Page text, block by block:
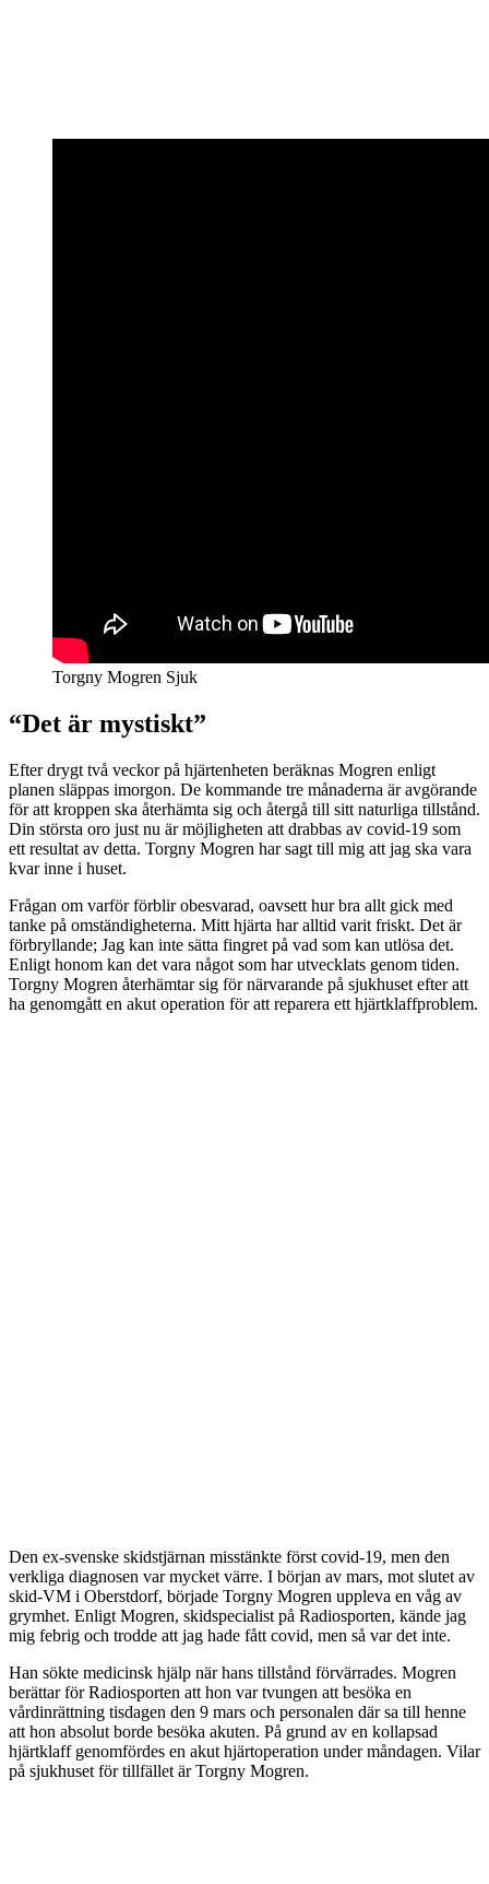
Torgny Mogren Sjuk
“Det är mystiskt”
Efter drygt två veckor på hjärtenheten beräknas Mogren enligt
planen släppas imorgon. De kommande tre månaderna är avgörande
för att kroppen ska återhämta sig och återgå till sitt naturliga tillstånd.
Din största oro just nu är möjligheten att drabbas av covid-19 som
ett resultat av detta. Torgny Mogren har sagt till mig att jag ska vara
kvar inne i huset.
Frågan om varför förblir obesvarad, oavsett hur bra allt gick med
tanke på omständigheterna. Mitt hjärta har alltid varit friskt. Det är
förbryllande; Jag kan inte sätta fingret på vad som kan utlösa det.
Enligt honom kan det vara något som har utvecklats genom tiden.
Torgny Mogren återhämtar sig för närvarande på sjukhuset efter att
ha genomgått en akut operation för att reparera ett hjärtklaffproblem.
Den ex-svenske skidstjärnan misstänkte först covid-19, men den
verkliga diagnosen var mycket värre. I början av mars, mot slutet av
skid-VM i Oberstdorf, började Torgny Mogren uppleva en våg av
grymhet. Enligt Mogren, skidspecialist på Radiosporten, kände jag
mig febrig och trodde att jag hade fått covid, men så var det inte.
Han sökte medicinsk hjälp när hans tillstånd förvärrades. Mogren
berättar för Radiosporten att hon var tvungen att besöka en
vårdinrättning tisdagen den 9 mars och personalen där sa till henne
att hon absolut borde besöka akuten. På grund av en kollapsad
hjärtklaff genomfördes en akut hjärtoperation under måndagen. Vilar
på sjukhuset för tillfället är Torgny Mogren.